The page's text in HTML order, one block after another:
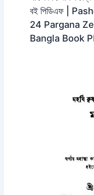
বই পিডিএফ |
24 Pargana
Bangla Book